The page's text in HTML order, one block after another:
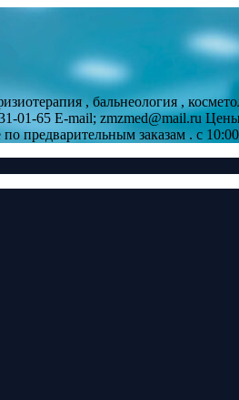
, бальнеология ,
01-65 E-mail; zmzmed@mail.ru
предварительным заказам . с